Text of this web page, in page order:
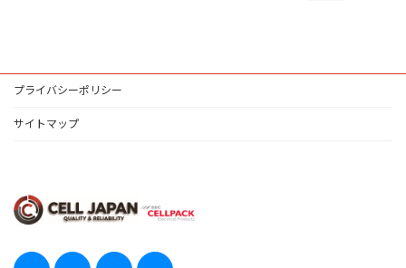
プライバシーポリシー
サイトマップ